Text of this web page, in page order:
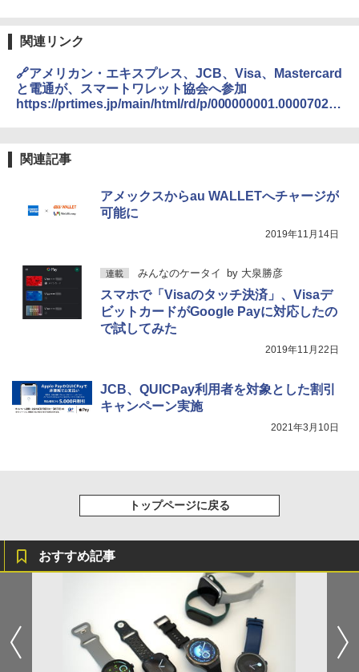
関連リンク
🔗アメリカン・エキスプレス、JCB、Visa、Mastercard
と電通が、スマートワレット協会へ参加
https://prtimes.jp/main/html/rd/p/000000001.00007023
関連記事
アメックスからau WALLETへチャージが
可能に
2019年11月14日
連載 みんなのケータイ by 大泉勝彦
スマホで「Visaのタッチ決済」、Visaデ
ビットカードがGoogle Payに対応したの
で試してみた
2019年11月22日
JCB、QUICPay利用者を対象とした割引
キャンペーン実施
2021年3月10日
トップページに戻る
おすすめ記事